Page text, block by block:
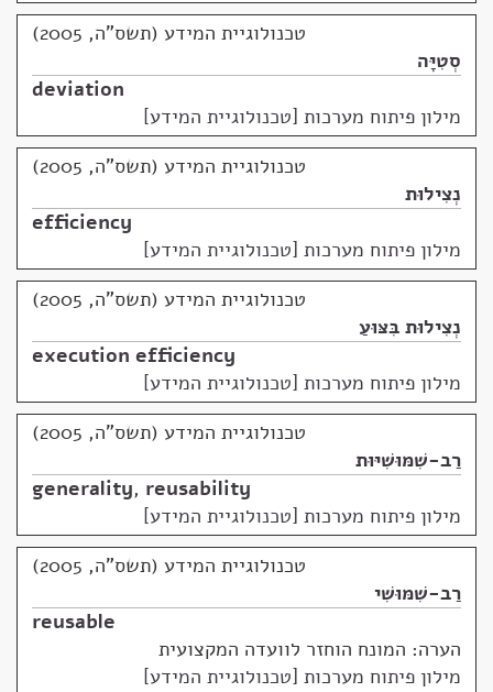
טכנולוגיית המידע (תשס"ה, 2005)
סְטִיָּה
deviation
מילון פיתוח מערכות [טכנולוגיית המידע]
טכנולוגיית המידע (תשס"ה, 2005)
נְצִילוּת
efficiency
מילון פיתוח מערכות [טכנולוגיית המידע]
טכנולוגיית המידע (תשס"ה, 2005)
נְצִילוּת בִּצּוּעַ
execution efficiency
מילון פיתוח מערכות [טכנולוגיית המידע]
טכנולוגיית המידע (תשס"ה, 2005)
רַב-שִׁמּוּשִׁיּוּת
generality, reusability
מילון פיתוח מערכות [טכנולוגיית המידע]
טכנולוגיית המידע (תשס"ה, 2005)
רַב-שִׁמּוּשִׁי
reusable
הערה: המונח הוחזר לוועדה המקצועית
מילון פיתוח מערכות [טכנולוגיית המידע]